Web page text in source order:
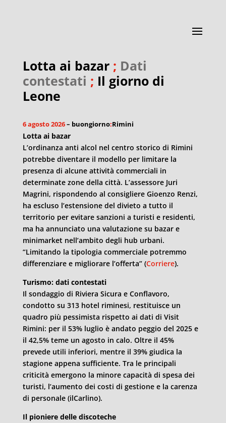
Lotta ai bazar; Dati
contestati ; Il giorno di
Leone
6 agosto 2026– buongiorno:Rimini
Lotta ai bazar
L’ordinanza anti alcol nel centro storico di Rimini
potrebbe diventare il modello per limitare la
presenza di alcune attività commerciali in
determinate zone della città. L’assessore Juri
Magrini, rispondendo al consigliere Gioenzo Renzi,
ha escluso l’estensione del divieto a tutto il
territorio per evitare sanzioni a turisti e residenti,
ma ha annunciato una valutazione su bazar e
minimarket nell’ambito degli hub urbani.
“Limitando la tipologia commerciale potremmo
differenziare e migliorare l’offerta” (Corriere).
Turismo: dati contestati
Il sondaggio di Riviera Sicura e Conflavoro,
condotto su 313 hotel riminesi, restituisce un
quadro più pessimista rispetto ai dati di Visit
Rimini: per il 53% luglio è andato peggio del 2025 e
il 42,5% teme un agosto in calo. Oltre il 45%
prevede utili inferiori, mentre il 39% giudica la
stagione appena sufficiente. Tra le principali
criticità emergono la minore capacità di spesa dei
turisti, l’aumento dei costi di gestione e la carenza
di personale (ilCarlino).
Il pioniere delle discoteche